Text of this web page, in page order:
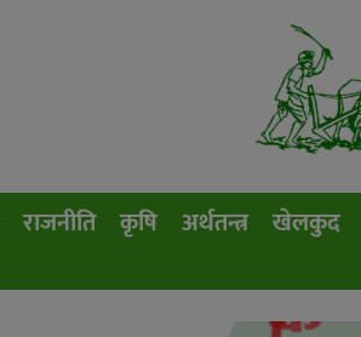
राजनीति कृषि अर्थतन्त्र खेलकुद